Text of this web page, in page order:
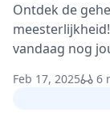
Ontdek de
vandaag nog
Feb 17, 2025 6